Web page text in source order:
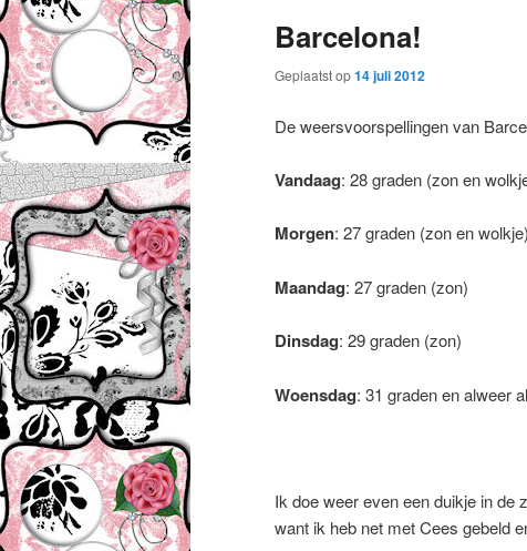
Barcelona!
Geplaatst op14 juli 2012
De weersvoorspellingen van
Vandaag: 28 graden (zon en
Morgen: 27 graden (zon en wolkje)
Maandag: 27 graden (zon)
Dinsdag: 29 graden (zon)
Woensdag: 31 graden en alweer
Ik doe weer even een duikje in de
want ik heb net met Cees gebeld